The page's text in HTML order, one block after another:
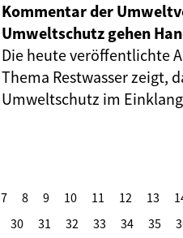
Kommentar der
Umweltschutz gehen
Die heute veröffentlichte
Thema Restwasser zeigt,
Umweltschutz im
7 8 9 10 11 12 13
30 31 32 33 34 35